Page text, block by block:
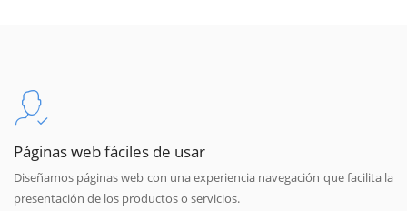
Páginas web fáciles de usar
Diseñamos páginas web con una experiencia navegación que facilita la
presentación de los productos o servicios.